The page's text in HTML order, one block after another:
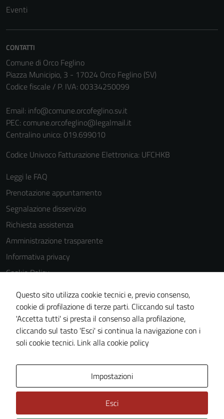
Eventi
CONTATTI
Comune di Orco Feglino
Piazza Municipio, 3 - 17024 Orco Feglino (SV)
Codice fiscale / P. IVA: 00334250099
Email: info@comune.orcofeglino.sv.it
PEC: comune.orcofeglino@legalmail.it
Centralino unico: 019.699010
Codice Univoco Fatturazione Elettronica: UFCHKB
Leggi le FAQ
Prenotazione appuntamento
Segnalazione disservizio
Richiesta assistenza
Amministrazione trasparente
Informativa privacy
Cookie Policy
Note legali
Dichiarazione di accessibilità
Piano di miglioramento del sito
Statistiche sito web
Questo sito utilizza cookie tecnici e, previo consenso,
cookie di profilazione di terze parti. Cliccando sul tasto
'Accetta tutti' si presta il consenso alla profilazione,
cliccando sul tasto 'Esci' si continua la navigazione con i
soli cookie tecnici. Link alla cookie policy
Impostazioni
Esci
Questi cookie
funzionamento